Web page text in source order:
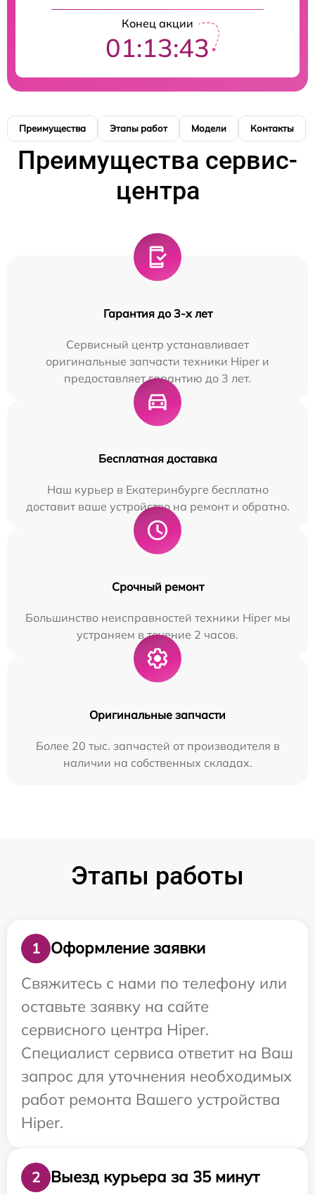
Конец акции
01:13:42
Преимущества Этапы работ Модели Контакты
Преимущества сервис-
центра
Гарантия до 3-х лет
Сервисный центр устанавливает
оригинальные запчасти техники Hiper и
предоставляет гарантию до 3 лет.
Бесплатная доставка
Наш курьер в Екатеринбурге бесплатно
доставит ваше устройство на ремонт и обратно.
Срочный ремонт
Большинство неисправностей техники Hiper мы
устраняем в течение 2 часов.
Оригинальные запчасти
Более 20 тыс. запчастей от производителя в
наличии на собственных складах.
Этапы работы
1
Оформление заявки
Свяжитесь с нами по телефону или
оставьте заявку на сайте
сервисного центра Hiper.
Специалист сервиса ответит на Ваш
запрос для уточнения необходимых
работ ремонта Вашего устройства
Hiper.
2 Выезд курьера за 35 минут